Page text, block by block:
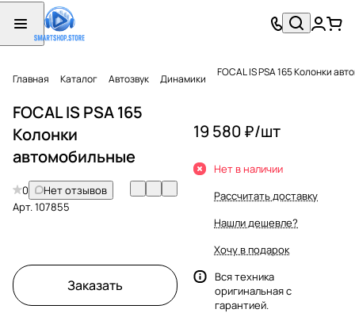
Главная Каталог Автозвук Динамики FOCAL IS PSA 165 Колонки
FOCAL IS PSA 165
Колонки
автомобильные
0
Нет отзывов
Арт.107855
Заказать
19 580 ₽/шт
Нет в наличии
Рассчитать доставку
Нашли дешевле?
Хочу в подарок
Вся техника
оригинальная с
гарантией.